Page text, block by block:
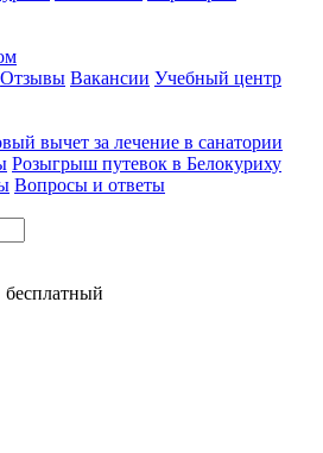
Отзывы Вакансии Учебный центр
вычет за лечение в санатории
Розыгрыш путевок в Белокуриху
Вопросы и ответы
бесплатный